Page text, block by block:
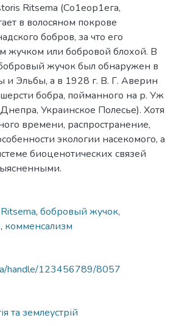
Ritsema (Со1еор1ега,
в волосяном покрове
бобров, за что его
жучком или бобровой блохой. В
жучок был обнаружен в
и Эльбы, а в 1928 г. В. Г. Аверин
бобра, пойманного на р. Уж
Украинское Полесье). Хотя
времени, распространение,
экологии насекомого, а
биоценотических связей
, бобровый жучок,
, комменсализм
handle/123456789/8057
та землеустрій